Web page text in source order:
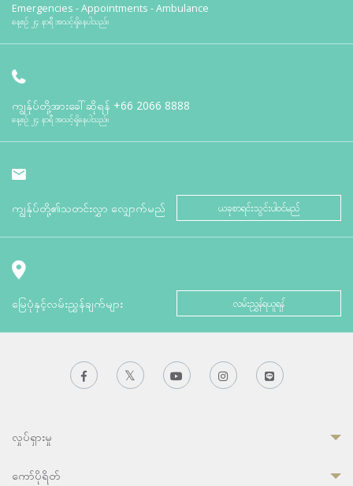
Emergencies - Appointments - Ambulance
နေ့စဉ် ၂၄ နာရီ အသင့်ရှိနေပါသည်။
ကျွန်ုပ်တို့အားခေါ်ဆိုရန် +66 2066 8888
နေ့စဉ် ၂၄ နာရီ အသင့်ရှိနေပါသည်။
ကျွန်ုပ်တို့၏သတင်းလွှာ လျှောက်မည် ယခုစာရင်းသွင်းပါဝင်မည်
မြေပုံနှင့်လမ်းညွှန်ချက်များ လမ်းညွှန်ရယူရန်
လှုပ်ရှားမှု
ကော်ပိုရိတ်